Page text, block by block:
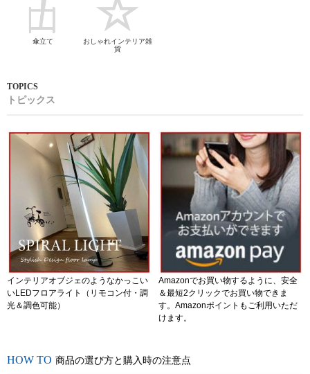
傘立て
おしゃれインテリア雑
貨
トピックス
インテリアオブジェのようなかっこい
いLEDフロアライト（リモコン付・調
光＆調色可能）
Amazonでお買い物するように、安全
＆最短2クリックでお買い物できま
す。Amazonポイントもご利用いただ
けます。
商品の選び方と購入時の注意点